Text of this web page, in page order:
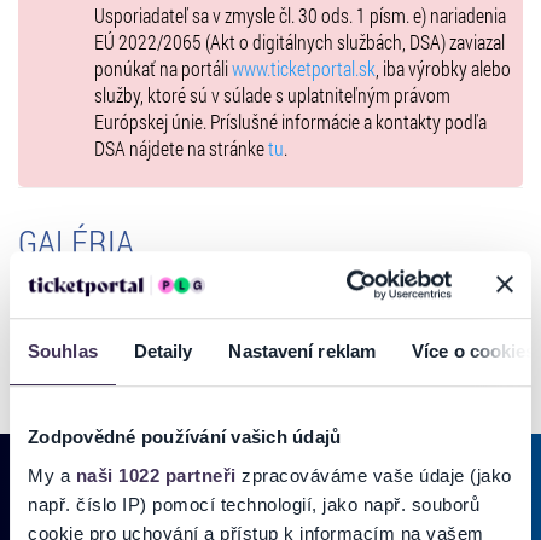
Souhlas Detaily Nastavení reklam Více o cookies
Zodpovědné používání vašich údajů
My a naši 1022 partneři zpracováváme vaše údaje (jako
např. číslo IP) pomocí technologií, jako např. souborů
cookie pro uchování a přístup k informacím na vašem
Usporiadateľ sa v zmysle čl. 30 ods. 1 písm. e) nariadenia
EÚ 2022/2065 (Akt o digitálnych službách, DSA) zaviazal
ponúkať na portáliwww.ticketportal.sk , iba výrobky alebo
služby, ktoré sú v súlade s uplatniteľným právom
Európskej únie. Príslušné informácie a kontakty podľa
DSA nájdete na stránketu.
GALÉRIA